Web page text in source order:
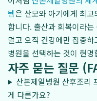
템은 산모와 아기에게 최
합니다. 출산과 회복이라
덜고 오직 건강에만 집중
병원을 선택하는 것이 현명
자주 묻는 질문
산본제일병원 산후조리
게 다른가요?